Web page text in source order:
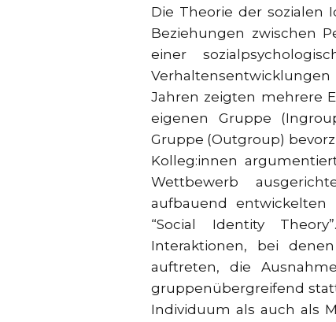
Die Theorie der sozialen
Beziehungen zwischen
einer
Jahren zeigten mehrere
eigenen Gruppe
Gruppe (Outgroup)
Kolleg:innen
Wettbewerb
aufbauend
“Social Identity
Interaktionen, bei
auftreten, die
gruppenübergreifend
Individuum als auch als